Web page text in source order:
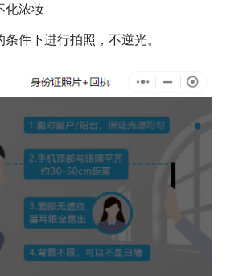
化浓妆
件下进行拍照，不逆光。